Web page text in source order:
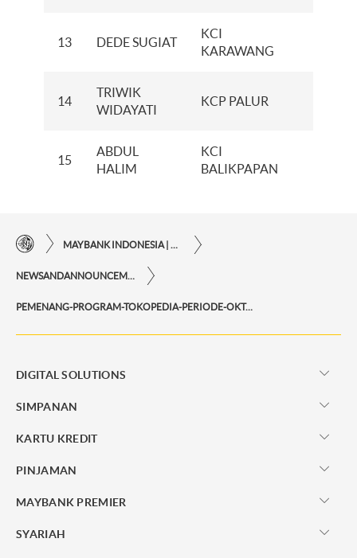
13 DEDE SUGIAT
KCI
KARAWANG
14
TRIWIK
WIDAYATI
KCP PALUR
15
ABDUL
HALIM
KCI
BALIKPAPAN
PEMENANG-PROGRAM-TOKOPEDIA-PERIODE-OKTOBER-2022
DIGITAL SOLUTIONS
SIMPANAN
KARTU KREDIT
PINJAMAN
MAYBANK PREMIER
SYARIAH